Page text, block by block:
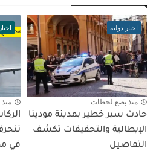
اخبار دولية
منذ بضع لحظات
حادث سير خطير بمدينة مودينا
الإيطالية والتحقيقات تكشف
التفاصيل
في